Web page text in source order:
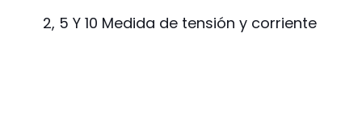
2, 5 Y 10 Medida de tensión y corriente